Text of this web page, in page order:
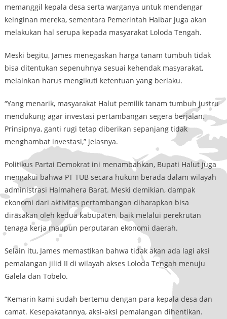
memanggil kepala desa serta warganya untuk mendengar
keinginan mereka, sementara Pemerintah Halbar juga akan
melakukan hal serupa kepada masyarakat Loloda Tengah.
Meski begitu, James menegaskan harga tanam tumbuh tidak
bisa ditentukan sepenuhnya sesuai kehendak masyarakat,
melainkan harus mengikuti ketentuan yang berlaku.
“Yang menarik, masyarakat Halut pemilik tanam tumbuh justru
mendukung agar investasi pertambangan segera berjalan.
Prinsipnya, ganti rugi tetap diberikan sepanjang tidak
menghambat investasi,” jelasnya.
Politikus Partai Demokrat ini menambahkan, Bupati Halut juga
mengakui bahwa PT TUB secara hukum berada dalam wilayah
administrasi Halmahera Barat. Meski demikian, dampak
ekonomi dari aktivitas pertambangan diharapkan bisa
dirasakan oleh kedua kabupaten, baik melalui perekrutan
tenaga kerja maupun perputaran ekonomi daerah.
Selain itu, James memastikan bahwa tidak akan ada lagi aksi
pemalangan jilid II di wilayah akses Loloda Tengah menuju
Galela dan Tobelo.
“Kemarin kami sudah bertemu dengan para kepala desa dan
camat. Kesepakatannya, aksi-aksi pemalangan dihentikan.